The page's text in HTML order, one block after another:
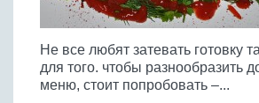
Не все любят затевать готовку
для того. чтобы разнообразить
меню, стоит попробовать –...